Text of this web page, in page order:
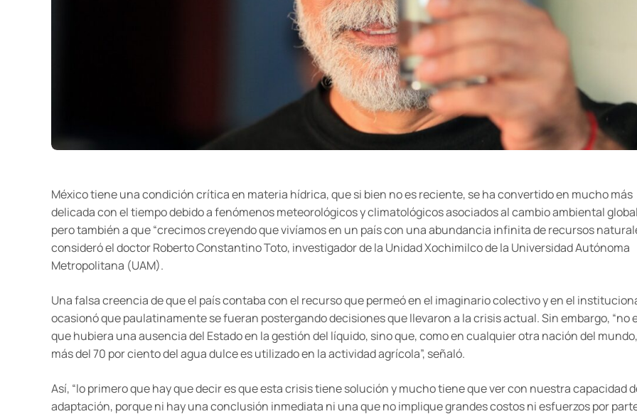
México tiene una condición crítica en materia hídrica, que si bien no es reciente, se ha convertido en mucho más
delicada con el tiempo debido a fenómenos meteorológicos y climatológicos asociados al cambio ambiental
pero también a que “crecimos creyendo que vivíamos en un país con una abundancia infinita de recursos
consideró el doctor Roberto Constantino Toto, investigador de la Unidad Xochimilco de la Universidad Autónoma
Metropolitana (UAM).
Una falsa creencia de que el país contaba con el recurso que permeó en el imaginario colectivo y en el
ocasionó que paulatinamente se fueran postergando decisiones que llevaron a la crisis actual. Sin embargo, “no
que hubiera una ausencia del Estado en la gestión del líquido, sino que, como en cualquier otra nación del mundo,
más del 70 por ciento del agua dulce es utilizado en la actividad agrícola”, señaló.
Así, “lo primero que hay que decir es que esta crisis tiene solución y mucho tiene que ver con nuestra capacidad
adaptación, porque ni hay una conclusión inmediata ni una que no implique grandes costos ni esfuerzos por